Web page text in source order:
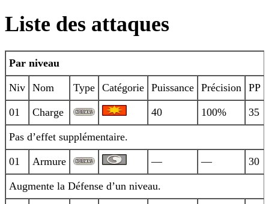
Liste des attaques
Par niveau
Niv Nom Type Catégorie Puissance Précision PP
01 Charge 40 100% 35
Pas d’effet supplémentaire.
01 Armure — — 30
Augmente la Défense d’un niveau.